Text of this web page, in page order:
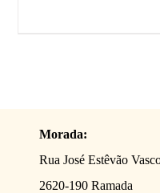
Morada:
Rua José Estêvão
2620-190 Ramada